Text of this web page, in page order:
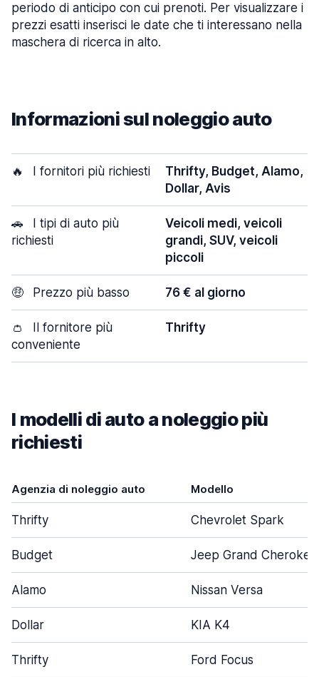
periodo di anticipo con cui prenoti. Per visualizzare i
prezzi esatti inserisci le date che ti interessano nella
maschera di ricerca in alto.
Informazioni sul noleggio auto
🔥 I fornitori più richiesti
Thrifty, Budget, Alamo,
Dollar, Avis
🚗
I tipi di auto più
richiesti
Veicoli medi, veicoli
grandi, SUV, veicoli
piccoli
🤑 Prezzo più basso 76 € al giorno
👛
Il fornitore più
conveniente
Thrifty
I modelli di auto a noleggio più
richiesti
Agenzia di noleggio auto Modello
Thrifty Chevrolet Spark
Budget Jeep Grand Cherokee
Alamo Nissan Versa
Dollar KIA K4
Thrifty Ford Focus